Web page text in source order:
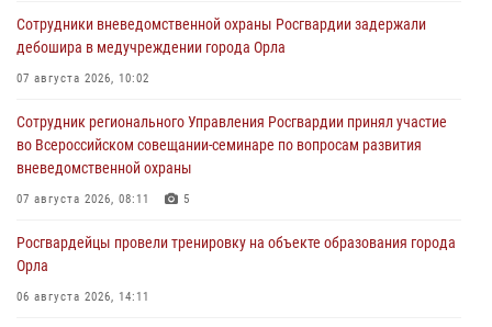
Сотрудники вневедомственной охраны Росгвардии задержали
дебошира в медучреждении города Орла
07 августа 2026, 10:02
Сотрудник регионального Управления Росгвардии принял участие
во Всероссийском совещании-семинаре по вопросам развития
вневедомственной охраны
07 августа 2026, 08:11 5
Росгвардейцы провели тренировку на объекте образования города
Орла
06 августа 2026, 14:11